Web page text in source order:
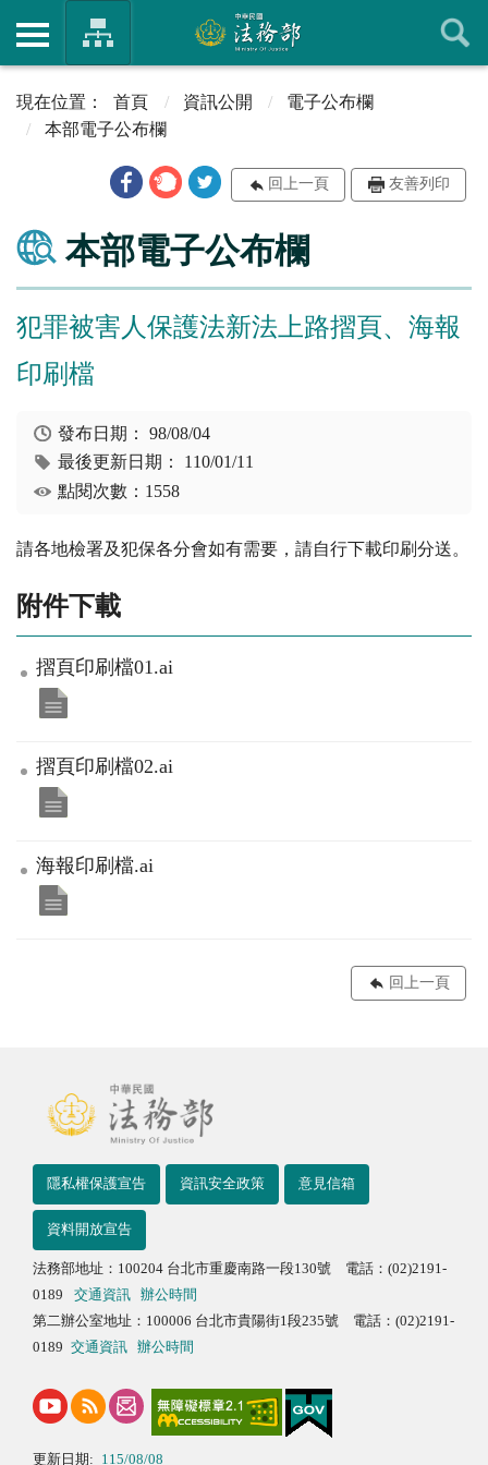
首頁 資訊公開
電子公布欄
本部電子公布欄
回上一頁 友善列印
本部電子公布欄
犯罪被害人保護法新法上路摺頁、海報
印刷檔
發布日期：98/08/04
最後更新日期： 110/01/11
點閱次數：1558
請各地檢署及犯保各分會如有需要，請自行下載印刷分送。
附件下載
摺頁印刷檔01.ai
摺頁印刷檔02.ai
海報印刷檔.ai
回上一頁
隱私權保護宣告 資訊安全政策 意見信箱
資料開放宣告
法務部地址：100204 台北市重慶南路一段130號 電話：(02)2191-
0189
交通資訊
辦公時間
第二辦公室地址：100006 台北市貴陽街1段235號 電話：(02)2191-
0189 交通資訊 辦公時間
更新日期: 115/08/08